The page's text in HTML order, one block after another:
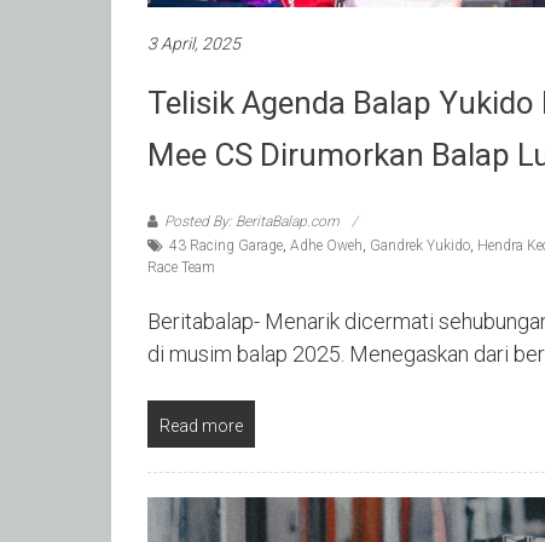
3 April, 2025
Telisik Agenda Balap
Mee CS Dirumorkan Balap
Posted By: BeritaBalap.com
43 Racing Garage, Adhe Oweh, Gandrek Yukido, Hendra
Race Team
Beritabalap- Menarik dicermati
di musim balap 2025. Menegaskan dari
Read more